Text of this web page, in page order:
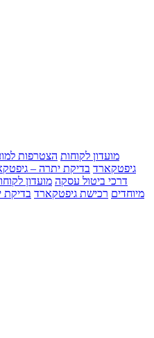
מועדון לקוחות הצטרפות
גיפטקארד בדיקת יתרה –
דרכי ביטול עסקה מועדון
מיוחדים רכישת גיפטקארד בדיקת